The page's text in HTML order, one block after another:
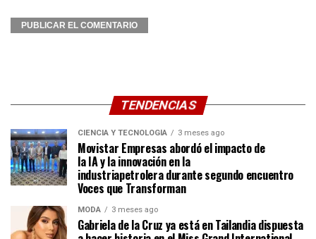
TENDENCIAS
CIENCIA Y TECNOLOGÍA 3 meses ago
Movistar Empresas abordó el impacto de
la IA y la innovación en la
industriapetrolera durante segundo encuentro
Voces que Transforman
MODA 3 meses ago
Gabriela de la Cruz ya está en Tailandia dispuesta